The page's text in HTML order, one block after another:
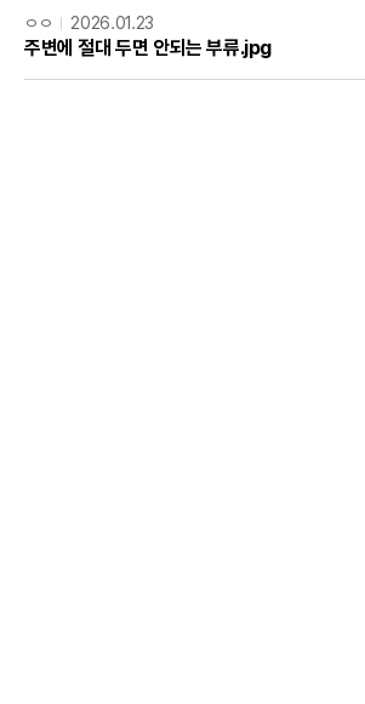
ㅇㅇ 2026.01.23
주변에 절대 두면 안되는 부류.jpg